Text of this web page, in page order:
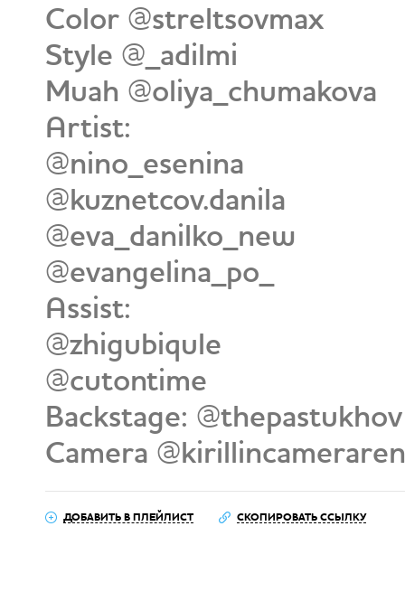
Color @streltsovmax
Style @_adilmi
Muah @oliya_chumakova
Artist:
@nino_esenina
@kuznetcov.danila
@eva_danilko_new
@evangelina_po_
Assist:
@zhigubiqule
@cutontime
Backstage: @thepastukhov
Camera
ДОБАВИТЬ В ПЛЕЙЛИСТ СКОПИРОВАТЬ ССЫЛКУ